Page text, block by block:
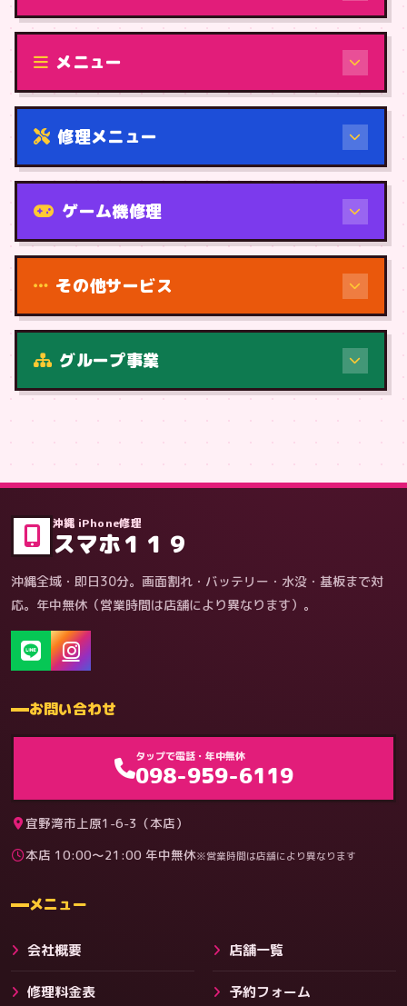
修理（機種から）
メニュー
修理メニュー
機種から
症状・内容から
料金
ゲーム機修理
その他サービス
グループ事業
沖縄 iPhone修理
スマホ１１９
沖縄全域・即日30分。画面割れ・バッテリー・水没・基板まで対
応。年中無休（営業時間は店舗により異なります）。
お問い合わせ
タップで電話・年中無休
098-959-6119
宜野湾市上原1-6-3（本店）
本店 10:00〜21:00 年中無休※営業時間は店舗により異なります
メニュー
会社概要 店舗一覧
修理料金表 予約フォーム